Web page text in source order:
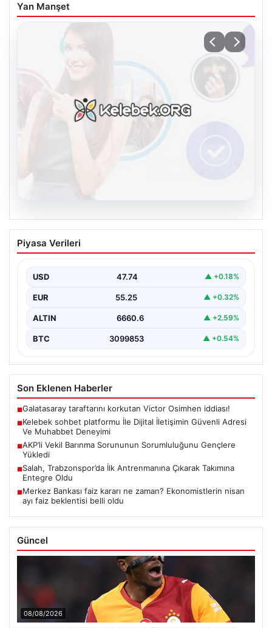
Yan Manşet
Kelebek sohbet platformu İle Dijital
İletişimin Güvenli Adresi Ve Muhabbet
Sanal çağında insanların kaliteli bir biçimde iletişim
Halen pek…
Piyasa Verileri
USD 47.74 ▲ +0.18%
EUR 55.25 ▲ +0.32%
ALTIN 6660.6 ▲ +2.59%
BTC 3099853 ▲ +0.54%
Son Eklenen Haberler
■Galatasaray taraftarını korkutan Victor Osimhen iddiası!
■Kelebek sohbet platformu İle Dijital İletişimin Güvenli Adresi
Ve Muhabbet Deneyimi
■AKP’li Vekil Barınma Sorununun Sorumluluğunu Gençlere
Yükledi
■Salah, Trabzonspor’da İlk Antrenmanına Çıkarak Takımına
Entegre Oldu
■Merkez Bankası faiz kararı ne zaman? Ekonomistlerin nisan
ayı faiz beklentisi belli oldu
Güncel
08/08/2026